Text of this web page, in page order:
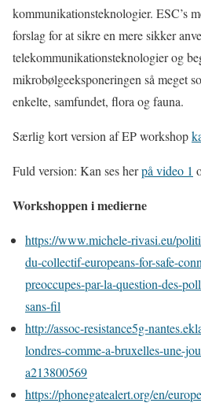
kommunikationsteknologier. ESC’s
forslag for at sikre en mere sikker
telekommunikationsteknologier og
mikrobølgeeksponeringen så meget
enkelte, samfundet, flora og fauna.
Særlig kort version af EP workshop
Fuld version: Kan ses herpå video 1
Workshoppen i medierne
https://www.michele-rivasi.eu/
du-collectif-europeans-for-safe-
preoccupes-par-la-question-des-
sans-fil
http://assoc-resistance5g-
londres-comme-a-bruxelles-une-
a213800569
https://phonegatealert.org/en/